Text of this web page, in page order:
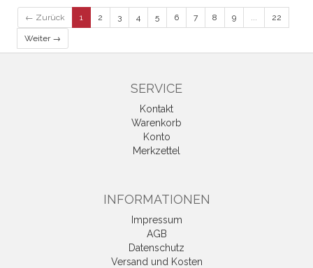
← Zurück 1 2 3 4 5 6 7 8 9 ... 22
Weiter →
SERVICE
Kontakt
Warenkorb
Konto
Merkzettel
INFORMATIONEN
Impressum
AGB
Datenschutz
Versand und Kosten